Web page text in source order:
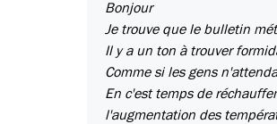
Bonjour
Je trouve que le bulletin
Il y a un ton à trouver
Comme si les gens
En c'est temps de
l'augmentation des